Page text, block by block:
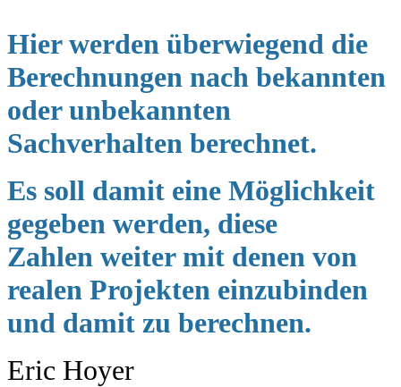
Hier werden überwiegend die
Berechnungen nach bekannten
oder unbekannten
Sachverhalten berechnet.
Es soll damit eine Möglichkeit
gegeben werden, diese
Zahlen weiter mit denen von
realen Projekten einzubinden
und damit zu berechnen.
Eric Hoyer